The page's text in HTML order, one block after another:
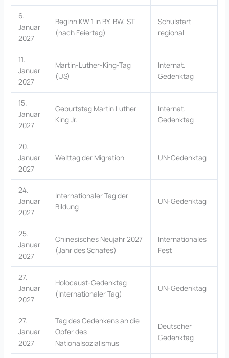
6.
Januar
2027
Beginn KW 1 in BY, BW, ST
(nach Feiertag)
Schulstart
regional
11.
Januar
2027
Martin-Luther-King-Tag
(US)
Internat.
Gedenktag
15.
Januar
2027
Geburtstag Martin Luther
King Jr.
Internat.
Gedenktag
20.
Januar
2027
Welttag der Migration UN-Gedenktag
24.
Januar
2027
Internationaler Tag der
Bildung
UN-Gedenktag
25.
Januar
2027
Chinesisches Neujahr 2027
(Jahr des Schafes)
Internationales
Fest
27.
Januar
2027
Holocaust-Gedenktag
(Internationaler Tag)
UN-Gedenktag
27.
Januar
2027
Tag des Gedenkens an die
Opfer des
Nationalsozialismus
Deutscher
Gedenktag